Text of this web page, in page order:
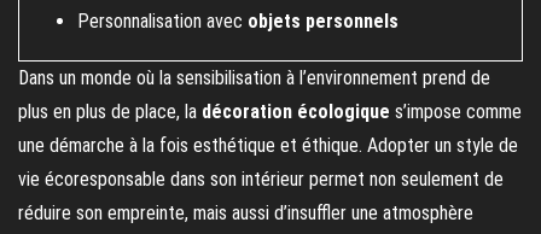
Personnalisation avec objets personnels
Dans un monde où la sensibilisation à l’environnement prend de
plus en plus de place, la décoration écologique s’impose comme
une démarche à la fois esthétique et éthique. Adopter un style de
vie écoresponsable dans son intérieur permet non seulement de
réduire son empreinte, mais aussi d’insuffler une atmosphère